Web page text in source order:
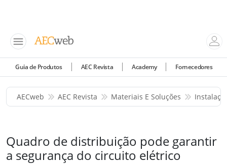
Guia de Produtos AEC Revista Academy Fornecedores
AECweb AEC Revista Materiais E Soluções
Quadro de distribuição pode garantir
a segurança do circuito elétrico